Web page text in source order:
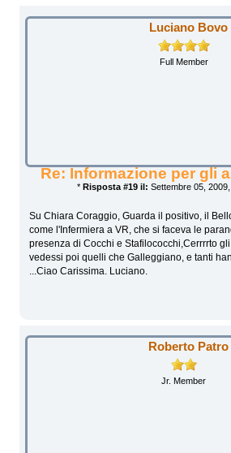
Luciano Bovo
Full Member
Re: Informazione per gli
* Risposta #19 il: Settembre 05,
Su Chiara Coraggio, Guarda il positivo, il
come l'Infermiera a VR, che si faceva le
presenza di Cocchi e Stafilococchi,Cerrrrto
vedessi poi quelli che Galleggiano, e tanti
...Ciao Carissima. Luciano.
Roberto Patro
Jr. Member